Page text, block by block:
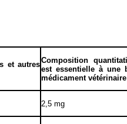
et autresComposition
est essentielle à une
médicament vétérinaire
2,5 mg